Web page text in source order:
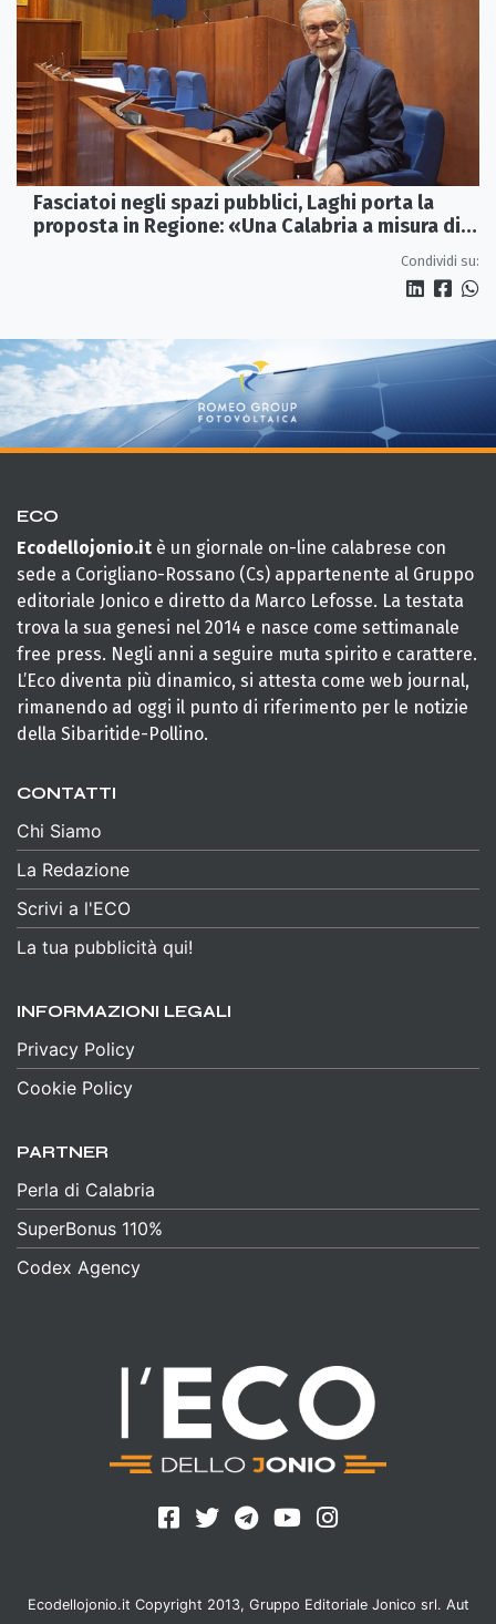
Fasciatoi negli spazi pubblici, Laghi porta la
proposta in Regione: «Una Calabria a misura di
Condividi su:
ECO
Ecodellojonio.it è un giornale on-line calabrese con
sede a Corigliano-Rossano (Cs) appartenente al Gruppo
editoriale Jonico e diretto da Marco Lefosse. La testata
trova la sua genesi nel 2014 e nasce come settimanale
free press. Negli anni a seguire muta spirito e carattere.
L’Eco diventa più dinamico, si attesta come web journal,
rimanendo ad oggi il punto di riferimento per le notizie
della Sibaritide-Pollino.
CONTATTI
Chi Siamo
La Redazione
Scrivi a l'ECO
La tua pubblicità qui!
INFORMAZIONI LEGALI
Privacy Policy
Cookie Policy
PARTNER
Perla di Calabria
SuperBonus 110%
Codex Agency
Ecodellojonio.it Copyright 2013, Gruppo Editoriale Jonico srl. Aut